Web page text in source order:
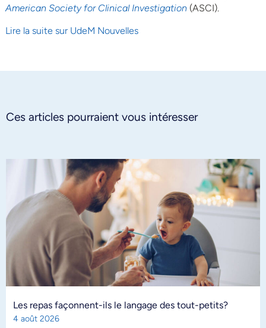
American Society for Clinical Investigation (ASCI).
Lire la suite sur UdeM Nouvelles
Ces articles pourraient vous intéresser
Les repas façonnent-ils le langage des tout-petits?
4 août 2026